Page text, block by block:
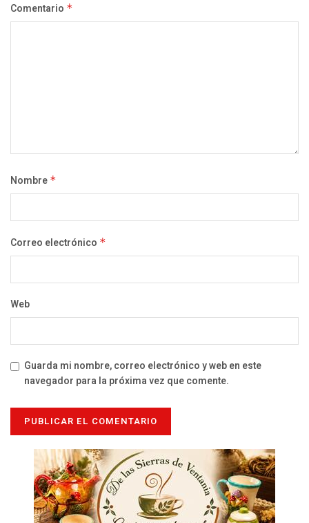
Comentario *
Nombre *
Correo electrónico *
Web
Guarda mi nombre, correo electrónico y web en este
navegador para la próxima vez que comente.